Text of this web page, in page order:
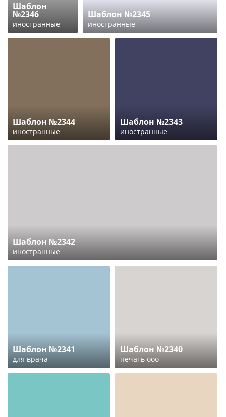
Шаблон
№2346
иностранные
Шаблон №2345
иностранные
Шаблон №2344
иностранные
Шаблон №2343
иностранные
Шаблон №2342
иностранные
Шаблон №2341
для врача
Шаблон №2340
печать ооо